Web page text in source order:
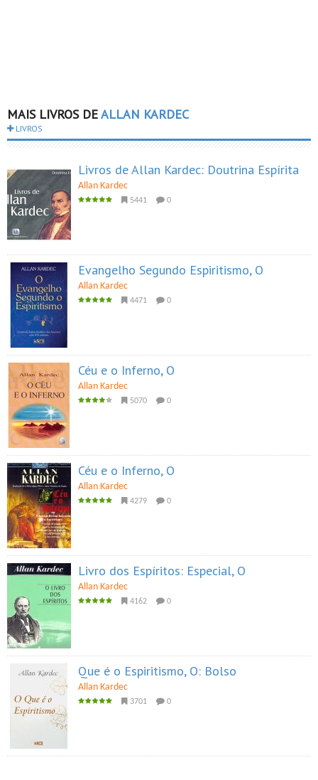
MAIS LIVROS DEALLAN KARDEC
LIVROS
Livros de Allan Kardec: Doutrina Espírita
Allan Kardec
5441 0
Evangelho Segundo Espiritismo, O
Allan Kardec
4471 0
Céu e o Inferno, O
Allan Kardec
5070 0
Céu e o Inferno, O
Allan Kardec
4279 0
Livro dos Espíritos: Especial, O
Allan Kardec
4162 0
Que é o Espiritismo, O: Bolso
Allan Kardec
3701 0